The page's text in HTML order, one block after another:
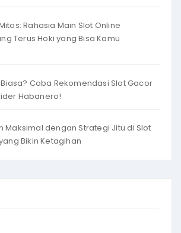
Rahasia Main Slot Online
Terus Hoki yang Bisa Kamu
Coba Rekomendasi Slot Gacor
Habanero!
Maksimal dengan Strategi Jitu di Slot
Bikin Ketagihan